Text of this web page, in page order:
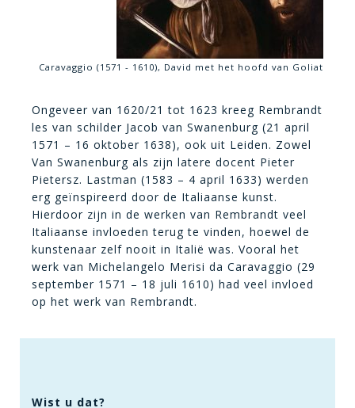
Caravaggio (1571 - 1610), David met het hoofd van Goliat
Ongeveer van 1620/21 tot 1623 kreeg Rembrandt
les van schilder Jacob van Swanenburg (21 april
1571 – 16 oktober 1638), ook uit Leiden. Zowel
Van Swanenburg als zijn latere docent Pieter
Pietersz. Lastman (1583 – 4 april 1633) werden
erg geïnspireerd door de Italiaanse kunst.
Hierdoor zijn in de werken van Rembrandt veel
Italiaanse invloeden terug te vinden, hoewel de
kunstenaar zelf nooit in Italië was. Vooral het
werk van Michelangelo Merisi da Caravaggio (29
september 1571 – 18 juli 1610) had veel invloed
op het werk van Rembrandt.
Wist u dat?